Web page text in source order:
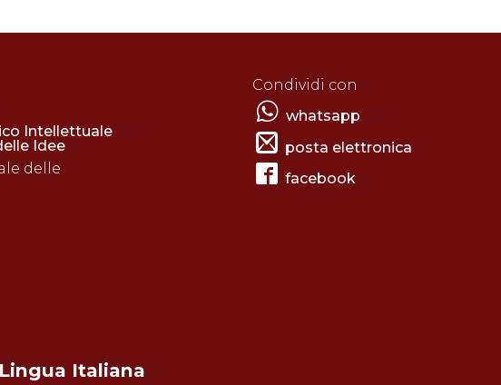
Intellettuale
Idee
delle
Condividi con
whatsapp
posta elettronica
facebook
Italiana